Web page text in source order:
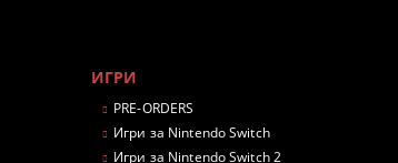
ИГРИ
PRE-ORDERS
Игри за Nintendo Switch
Игри за Nintendo Switch 2